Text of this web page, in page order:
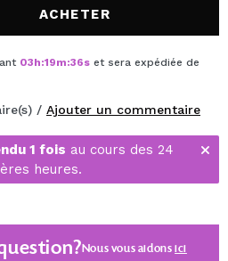
ACHETER
03h:19m:35s et sera expédiée de
/ Ajouter un commentaire
1 fois au cours des 24
heures.
Nous vous aidonsici